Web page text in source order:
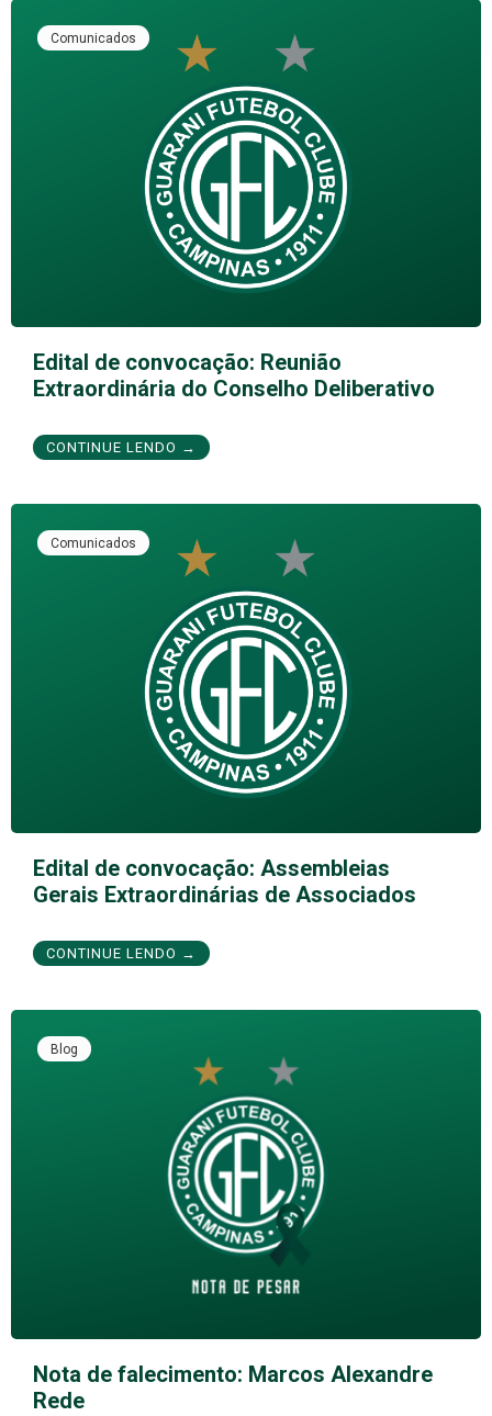
Comunicados
Edital de convocação: Reunião
Extraordinária do Conselho Deliberativo
CONTINUE LENDO →
Comunicados
Edital de convocação: Assembleias
Gerais Extraordinárias de Associados
CONTINUE LENDO →
Blog
Nota de falecimento: Marcos Alexandre
Rede